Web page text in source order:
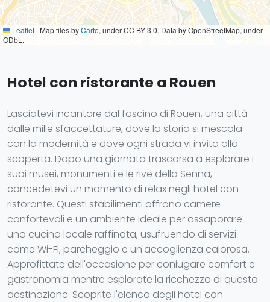
Leaflet | Map tiles byCarto, under CC BY 3.0. Data by OpenStreetMap, under
ODbL.
Hotel con ristorante a Rouen
Lasciatevi incantare dal fascino di Rouen, una città
dalle mille sfaccettature, dove la storia si mescola
con la modernità e dove ogni strada vi invita alla
scoperta. Dopo una giornata trascorsa a esplorare i
suoi musei, monumenti e le rive della Senna,
concedetevi un momento di relax negli hotel con
ristorante. Questi stabilimenti offrono camere
confortevoli e un ambiente ideale per assaporare
una cucina locale raffinata, usufruendo di servizi
come Wi-Fi, parcheggio e un'accoglienza calorosa.
Approfittate dell'occasione per coniugare comfort e
gastronomia mentre esplorate la ricchezza di questa
destinazione. Scoprite l'elenco degli hotel con